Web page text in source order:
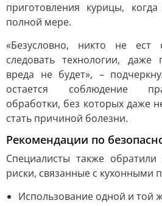
приготовления курицы,
полной мере.
«Безусловно, никто не ест
следовать технологии,
вреда не будет», –
остается соблюдение
обработки, без которых даже
стать причиной болезни.
Рекомендации по
Специалисты также
риски, связанные с кухонными
Использование одной и той